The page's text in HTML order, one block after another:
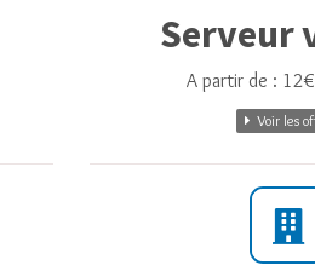
Serveur
A partir de :
Voir les